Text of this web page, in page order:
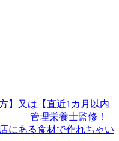
】又は【直近1カ月以内
管理栄養士監修！
にある食材で作れちゃい